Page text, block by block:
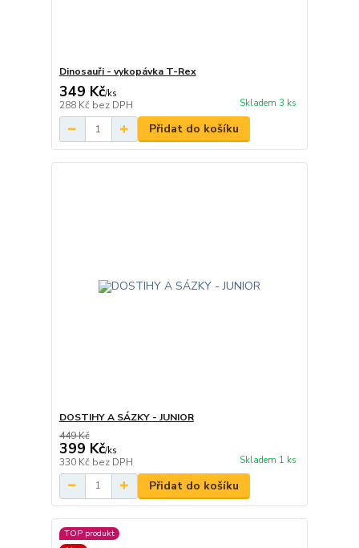
Dinosauři - vykopávka T-Rex
349 Kč/ks
288 Kč bez DPH Skladem 3 ks
Přidat do košíku
DOSTIHY A SÁZKY - JUNIOR
449 Kč
399 Kč/ks
330 Kč bez DPH Skladem 1 ks
Přidat do košíku
TOP produkt